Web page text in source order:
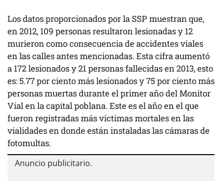
Los datos proporcionados por la SSP muestran que,
en 2012, 109 personas resultaron lesionadas y 12
murieron como consecuencia de accidentes viales
en las calles antes mencionadas. Esta cifra aumentó
a 172 lesionados y 21 personas fallecidas en 2013, esto
es: 5.77 por ciento más lesionados y 75 por ciento más
personas muertas durante el primer año del Monitor
Vial en la capital poblana. Este es el año en el que
fueron registradas más víctimas mortales en las
vialidades en donde están instaladas las cámaras de
fotomultas.